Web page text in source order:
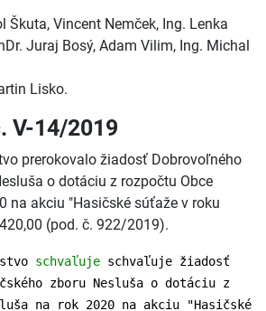
Škuta, Vincent Nemček, Ing. Lenka
Juraj Bosý, Adam Vilim, Ing. Michal
Lisko.
V-14/2019
prerokovalo žiadosť Dobrovoľného
o dotáciu z rozpočtu Obce
na akciu "Hasičské súťaže v roku
(pod. č. 922/2019).
schvaľuje schvaľuje žiadosť
zboru Nesluša o dotáciu z
na rok 2020 na akciu "Hasičské